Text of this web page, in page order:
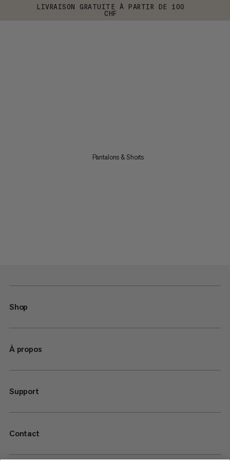
LIVRAISON GRATUITE À PARTIR DE 100
CHF
Pantalons & Shorts
Shop
À propos
Support
Contact